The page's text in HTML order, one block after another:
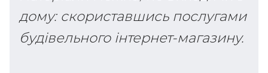
дому: скориставшись послугами
будівельного інтернет-магазину.